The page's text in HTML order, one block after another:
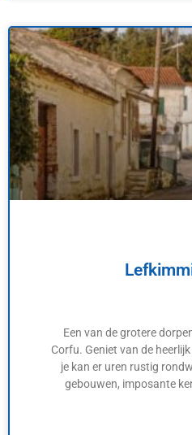
Een van de grotere
Corfu. Geniet van de
je kan er uren rustig
gebouwen, imposante